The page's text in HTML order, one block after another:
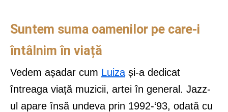
Suntem suma oamenilor pe care-i
întâlnim în viață
Vedem așadar cum Luiza și-a dedicat
întreaga viață muzicii, artei în general. Jazz-
ul apare însă undeva prin 1992-‘93, odată cu